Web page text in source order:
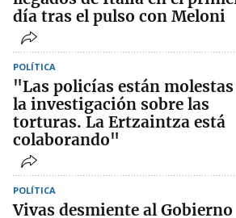
día tras el pulso con Meloni
POLÍTICA
"Las policías están
la investigación sobre las
torturas. La Ertzaintza está
colaborando"
POLÍTICA
Vivas desmiente al Gobierno